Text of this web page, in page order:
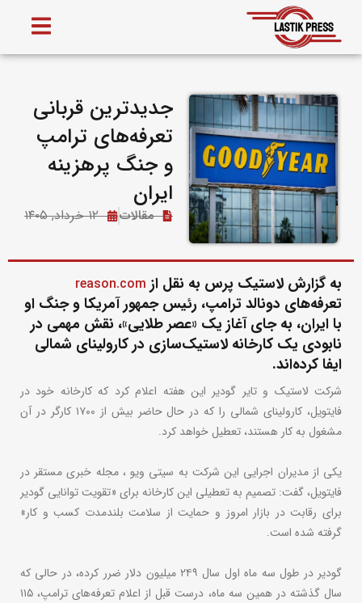
جدیدترین قربانی
تعرفه‌های ترامپ
و جنگ پرهزینه
ایران
مقالات ۱۲ خرداد, ۱۴۰۵
به گزارش لاستیک پرس به نقل از reason.com
تعرفه‌های دونالد ترامپ، رئیس جمهور آمریکا و جنگ او
با ایران، به جای آغاز یک «عصر طلایی»، نقش مهمی در
نابودی یک کارخانه لاستیک‌سازی در کارولینای شمالی
ایفا کرده‌اند.
شرکت لاستیک و تایر گودیر این هفته اعلام کرد که کارخانه خود در
فایتویل، کارولینای شمالی را که در حال حاضر بیش از ۱۷۰۰ کارگر در آن
مشغول به کار هستند، تعطیل خواهد کرد.
یکی از مدیران اجرایی این شرکت به سیتی ویو ، مجله خبری مستقر در
فایتویل، گفت: تصمیم به تعطیلی این کارخانه برای «تقویت توانایی گودیر
برای رقابت در بازار امروز و حمایت از سلامت بلندمدت کسب و کار»
گرفته شده است.
گودیر در طول سه ماه اول سال ۲۴۹ میلیون دلار ضرر کرده، در حالی که
سال گذشته در همین سه ماه، درست قبل از اعلام تعرفه‌های ترامپ، ۱۱۵